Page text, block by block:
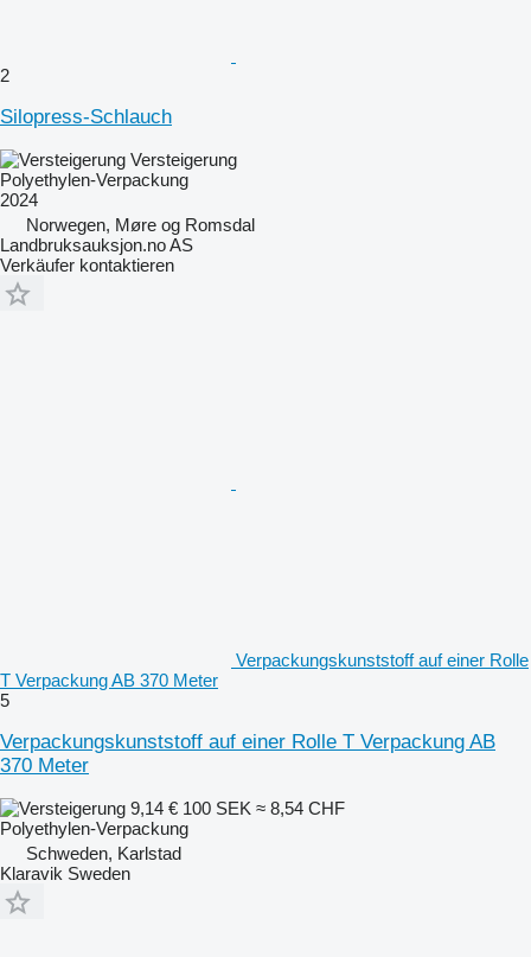
2
Silopress-Schlauch
Versteigerung
Polyethylen-Verpackung
2024
Norwegen, Møre og Romsdal
Landbruksauksjon.no AS
Verkäufer kontaktieren
Verpackungskunststoff auf einer Rolle
T Verpackung AB 370 Meter
5
Verpackungskunststoff auf einer Rolle T Verpackung AB
370 Meter
9,14 € 100 SEK ≈ 8,54 CHF
Polyethylen-Verpackung
Schweden, Karlstad
Klaravik Sweden